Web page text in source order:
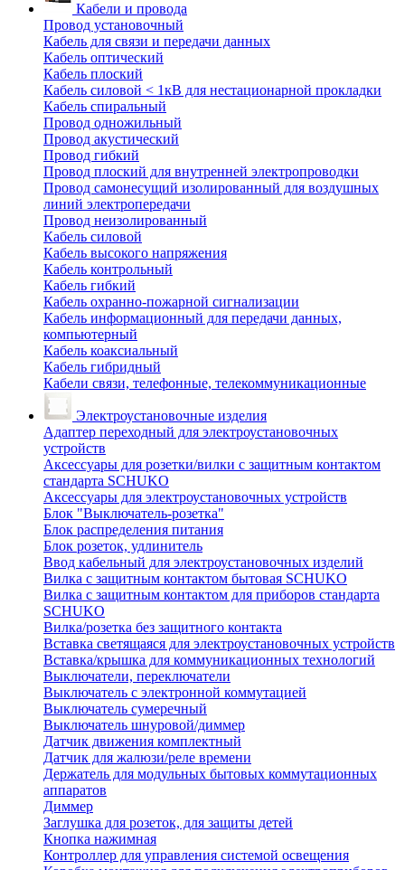
Кабели и провода
Провод установочный
Кабель для связи и передачи данных
Кабель оптический
Кабель плоский
Кабель силовой < 1кВ для нестационарной прокладки
Кабель спиральный
Провод одножильный
Провод акустический
Провод гибкий
Провод плоский для внутренней электропроводки
Провод самонесущий изолированный для воздушных
линий электропередачи
Провод неизолированный
Кабель силовой
Кабель высокого напряжения
Кабель контрольный
Кабель гибкий
Кабель охранно-пожарной сигнализации
Кабель информационный для передачи данных,
компьютерный
Кабель коаксиальный
Кабель гибридный
Кабели связи, телефонные, телекоммуникационные
Электроустановочные изделия
Адаптер переходный для электроустановочных
устройств
Аксессуары для розетки/вилки с защитным контактом
стандарта SCHUKO
Аксессуары для электроустановочных устройств
Блок "Выключатель-розетка"
Блок распределения питания
Блок розеток, удлинитель
Ввод кабельный для электроустановочных изделий
Вилка с защитным контактом бытовая SCHUKO
Вилка с защитным контактом для приборов стандарта
SCHUKO
Вилка/розетка без защитного контакта
Вставка светящаяся для электроустановочных устройств
Вставка/крышка для коммуникационных технологий
Выключатели, переключатели
Выключатель с электронной коммутацией
Выключатель сумеречный
Выключатель шнуровой/диммер
Датчик движения комплектный
Датчик для жалюзи/реле времени
Держатель для модульных бытовых коммутационных
аппаратов
Диммер
Заглушка для розеток, для защиты детей
Кнопка нажимная
Контроллер для управления системой освещения